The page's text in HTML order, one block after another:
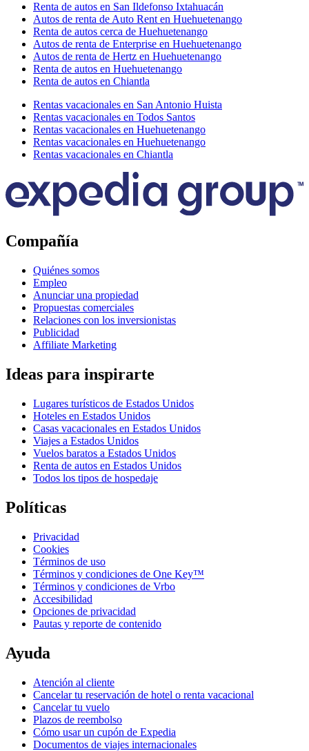
Renta de autos en San Ildefonso Ixtahuacán
Autos de renta de Auto Rent en Huehuetenango
Renta de autos cerca de Huehuetenango
Autos de renta de Enterprise en Huehuetenango
Autos de renta de Hertz en Huehuetenango
Renta de autos en Huehuetenango
Renta de autos en Chiantla
Rentas vacacionales en San Antonio Huista
Rentas vacacionales en Todos Santos
Rentas vacacionales en Huehuetenango
Rentas vacacionales en Huehuetenango
Rentas vacacionales en Chiantla
Compañía
Quiénes somos
Empleo
Anunciar una propiedad
Propuestas comerciales
Relaciones con los inversionistas
Publicidad
Affiliate Marketing
Ideas para inspirarte
Lugares turísticos de Estados Unidos
Hoteles en Estados Unidos
Casas vacacionales en Estados Unidos
Viajes a Estados Unidos
Vuelos baratos a Estados Unidos
Renta de autos en Estados Unidos
Todos los tipos de hospedaje
Políticas
Privacidad
Cookies
Términos de uso
Términos y condiciones de One Key™
Términos y condiciones de Vrbo
Accesibilidad
Opciones de privacidad
Pautas y reporte de contenido
Ayuda
Atención al cliente
Cancelar tu reservación de hotel o renta vacacional
Cancelar tu vuelo
Plazos de reembolso
Cómo usar un cupón de Expedia
Documentos de viajes internacionales